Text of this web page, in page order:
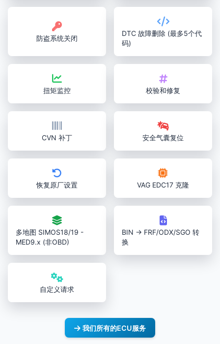
防盗系统关闭
DTC 故障删除 (最多5个代
码)
扭矩监控 校验和修复
CVN 补丁 安全气囊复位
恢复原厂设置 VAG EDC17 克隆
多地图 SIMOS18/19 -
MED9.x (非OBD)
BIN → FRF/ODX/SGO 转
换
自定义请求
我们所有的ECU服务